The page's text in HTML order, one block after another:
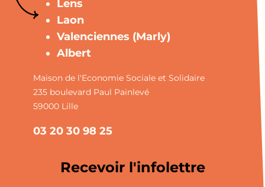
Lens
Laon
Valenciennes (Marly)
Albert
Maison de l'Economie Sociale et Solidaire
235 boulevard Paul Painlevé
59000 Lille
03 20 30 98 25
Recevoir l'infolettre